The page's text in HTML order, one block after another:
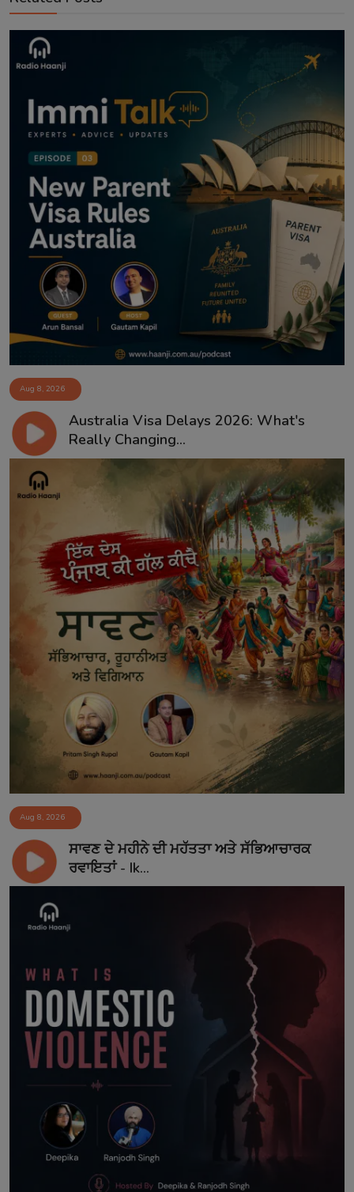
Aug 8, 2026
Australia Visa Delays 2026: What's
Really Changing...
Aug 8, 2026
ਸਾਵਣ ਦੇ ਮਹੀਨੇ ਦੀ ਮਹੱਤਤਾ ਅਤੇ ਸੱਭਿਆਚਾਰਕ
ਰਵਾਇਤਾਂ - Ik...